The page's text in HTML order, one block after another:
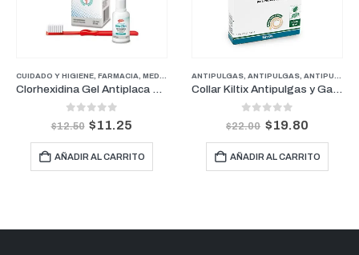
CUIDADO Y HIGIENE FARMACIA MEDICAMENTOS GENERALES
Clorhexidina Gel Antiplaca 20 ml
out of 5
$12.50 $11.25
AÑADIR AL CARRITO
ANTIPULGAS ANTIPULGAS ANTIPULGAS PERROS PESOS MEDIANOS
Collar Kiltix Antipulgas y Garrapatas Pequeño 35 cm
out of 5
$22.00 $19.80
AÑADIR AL CARRITO